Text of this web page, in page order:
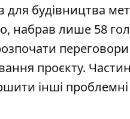
будівництва
, набрав лише 58
проєкту.
інші проблемні